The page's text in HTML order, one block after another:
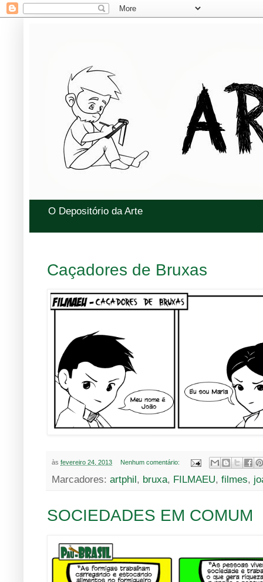
O Depositório da Arte
Caçadores de Bruxas
às fevereiro 24, 2013 Nenhum comentário:
Marcadores: artphil , bruxa, FILMAEU, filmes,
SOCIEDADES EM COMUM